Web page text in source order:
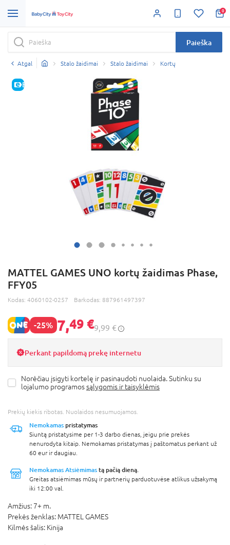
0
Paieška
Atgal Stalo žaidimai Stalo žaidimai Kortų
E-KAINA
MATTEL GAMES UNO kortų žaidimas Phase,
FFY05
Kodas: 4060102-0257 Barkodas: 887961497397
-25% 7,49 €9,99 €
Perkant papildomą prekę internetu
Norėčiau įsigyti kortelę ir pasinaudoti nuolaida. Sutinku su
lojalumo programossąlygomis ir taisyklėmis
Prekių kiekis ribotas. Nuolaidos nesumuojamos.
Nemokamas pristatymas
Siuntą pristatysime per 1-3 darbo dienas, jeigu prie prekės
nenurodyta kitaip. Nemokamas pristatymas į paštomatus perkant už
60 eur ir daugiau.
Nemokamas Atsiėmimas tą pačią dieną.
Greitas atsiėmimas mūsų ir partnerių parduotuvėse atlikus užsakymą
iki 12:00 val.
Amžius: 7+ m.
Prekės ženklas: MATTEL GAMES
Kilmės šalis: Kinija